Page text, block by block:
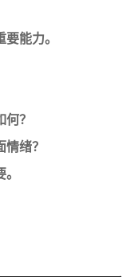
能力。
？
绪？